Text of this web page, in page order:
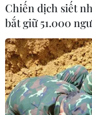
Chiến dịch siết
bắt giữ 51.000